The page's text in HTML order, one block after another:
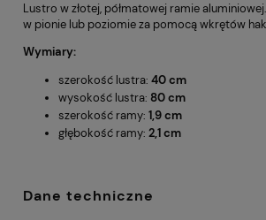
Lustro w złotej, półmatowej ramie
w pionie lub poziomie za pomocą wkrętów
Wymiary:
szerokość lustra: 40 cm
wysokość lustra: 80 cm
szerokość ramy: 1,9 cm
głębokość ramy: 2,1 cm
Dane techniczne